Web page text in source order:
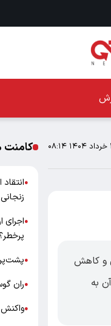
و کاهش
به
کامنت
●
●اجرای
●
●ران گوساله در ۳ ماه
●واکنش